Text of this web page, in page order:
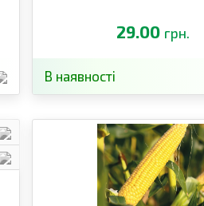
29.00 грн.
В наявності